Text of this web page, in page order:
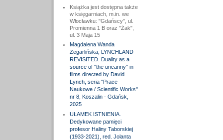
Książka jest dostępna także
w księgarniach, m.in. we
Włocławku: "Gdańscy", ul.
Promienna 1 B oraz "Żak",
ul. 3 Maja 15
Magdalena Wanda
Zegarlińska, LYNCHLAND
REVISITED. Duality as a
source of "the uncanny" in
films directed by David
Lynch, seria "Prace
Naukowe / Scientific Works"
nr 8, Koszalin - Gdańsk,
2025
UŁAMEK ISTNIENIA.
Dedykowane pamięci
profesor Haliny Taborskiej
(1933-2021), red. Jolanta